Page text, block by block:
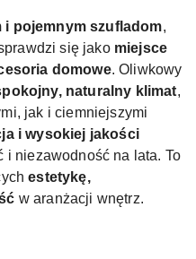
i pojemnym szufladom,
się jako miejsce
domowe. Oliwkowy
naturalny klimat,
jak i ciemniejszymi
i wysokiej jakości
i niezawodność na lata. To
estetykę,
w aranżacji wnętrz.